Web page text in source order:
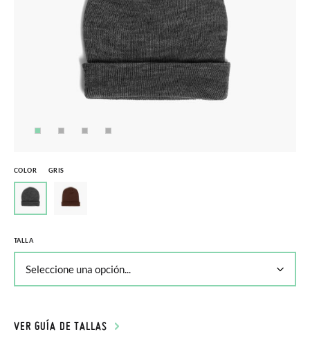
COLOR GRIS
TALLA
VER GUÍA DE TALLAS